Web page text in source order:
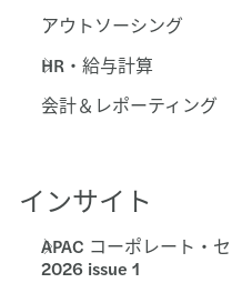
アウトソーシング
HR・給与計算
会計＆レポーティング
インサイト
APAC コーポレート・
2026 issue 1